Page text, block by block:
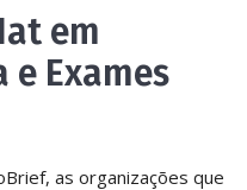
em
Exames
as organizações que